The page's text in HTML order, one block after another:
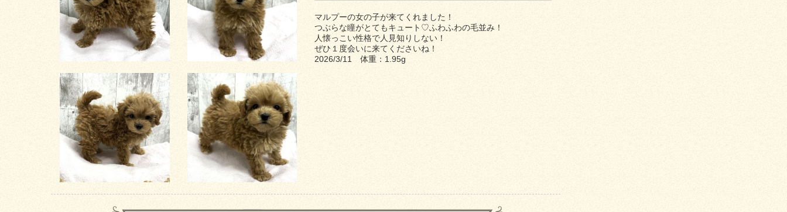
マルプーの女の子が来てくれました！
つぶらな瞳がとてもキュート♡ふわふわの毛並み！
人懐っこい性格で人見知りしない！
ぜひ１度会いに来てくださいね！
2026/3/11 体重：1.95g